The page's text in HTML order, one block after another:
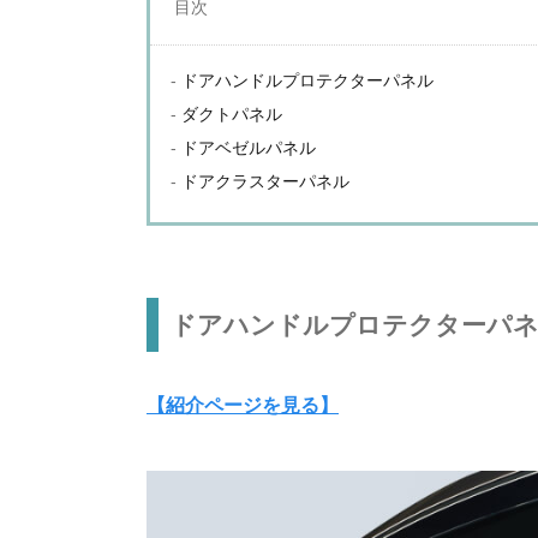
目次
ドアハンドルプロテクターパネル
ダクトパネル
ドアベゼルパネル
ドアクラスターパネル
ドアハンドルプロテクターパ
【紹介ページを見る】